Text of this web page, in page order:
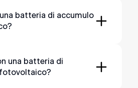
batteria di accumulo
inclusa,
parte da
finale dipende dalla
una batteria di